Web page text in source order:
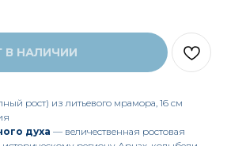
В НАЛИЧИИ
рост) из литьевого мрамора, 16 см
духа — величественная ростовая